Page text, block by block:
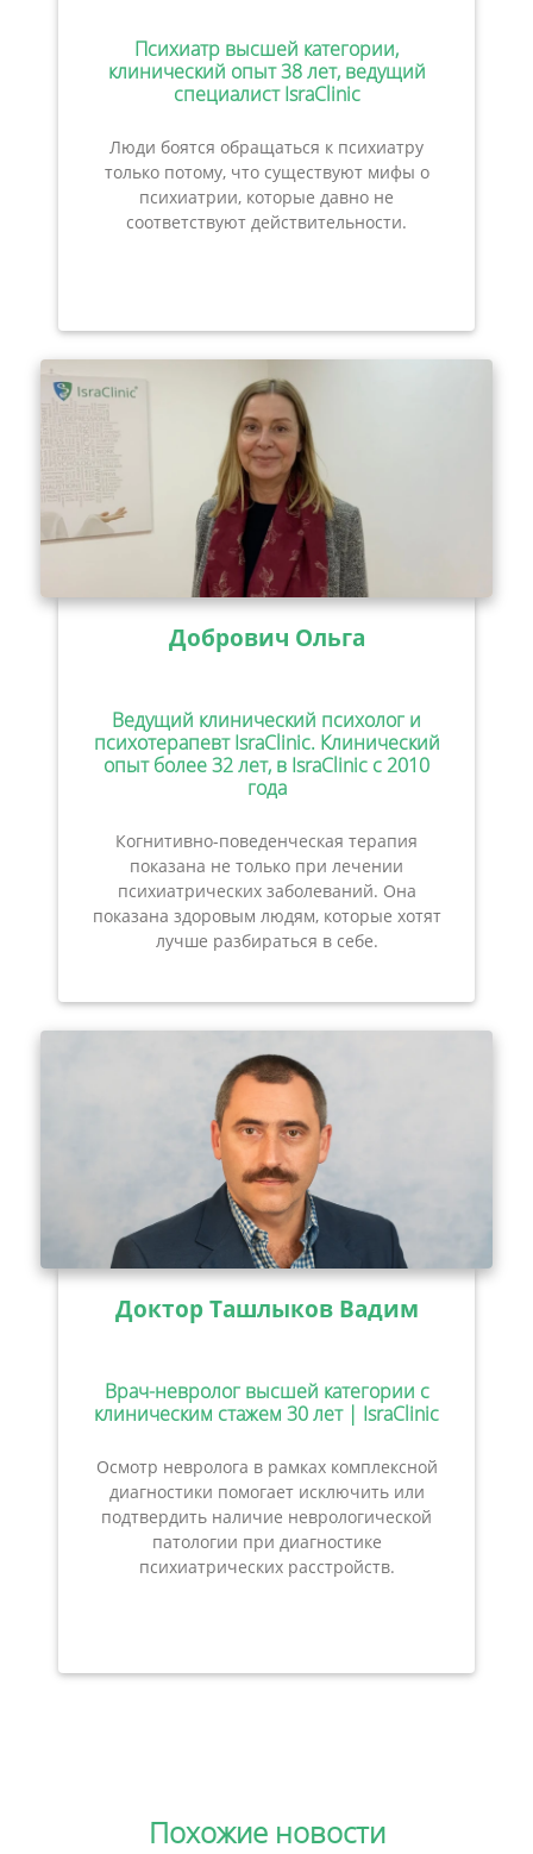
Психиатр высшей категории,
клинический опыт 38 лет, ведущий
специалист IsraClinic
Люди боятся обращаться к психиатру
только потому, что существуют мифы о
психиатрии, которые давно не
соответствуют действительности.
Добрович Ольга
Ведущий клинический психолог и
психотерапевт IsraClinic. Клинический
опыт более 32 лет, в IsraClinic с 2010
года
Когнитивно-поведенческая терапия
показана не только при лечении
психиатрических заболеваний. Она
показана здоровым людям, которые хотят
лучше разбираться в себе.
Доктор Ташлыков Вадим
Врач-невролог высшей категории с
клиническим стажем 30 лет | IsraClinic
Осмотр невролога в рамках комплексной
диагностики помогает исключить или
подтвердить наличие неврологической
патологии при диагностике
психиатрических расстройств.
Похожие новости